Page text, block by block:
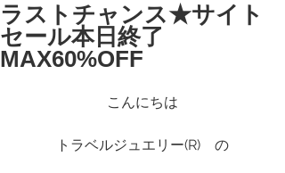
ラストチャンス★サイト
セール本日終了
MAX60%OFF
こんにちは
トラベルジュエリー(R)　の